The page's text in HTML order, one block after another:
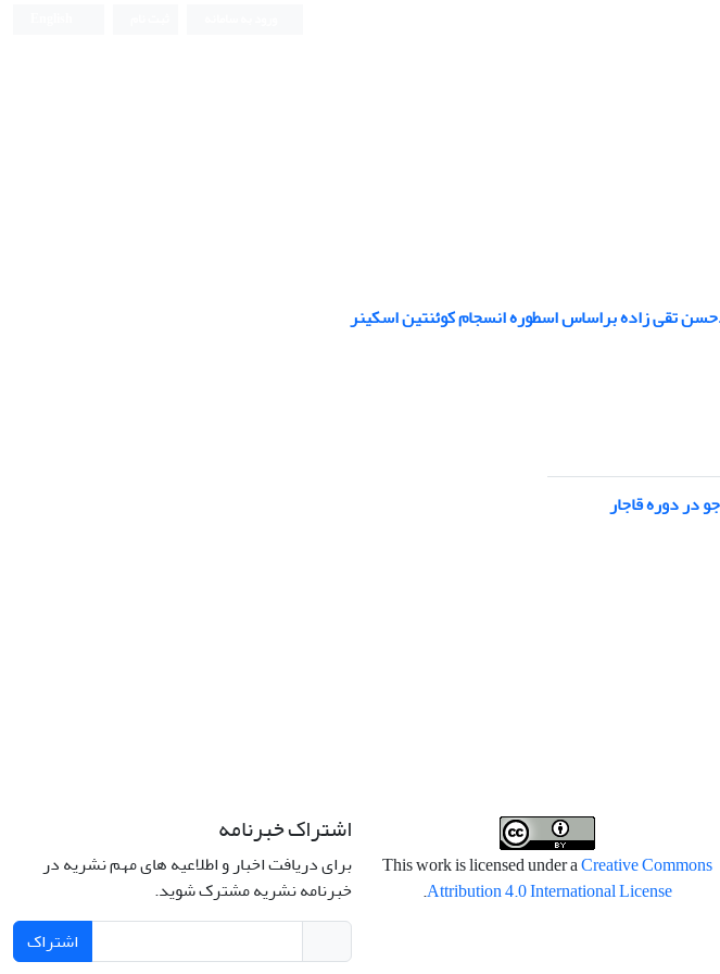
تقی زاده براساس اسطوره انسجام کوئنتین اسکینر
در دوره قاجار
This work is licensed under aCreative Commons
Attribution 4.0 International License
.
اشتراک خبرنامه
برای دریافت اخبار و اطلاعیه های مهم نشریه در
خبرنامه نشریه مشترک شوید.
اشتراک